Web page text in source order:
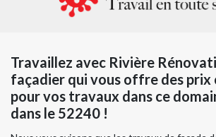
Travaillez avec Rivière
façadier qui vous offre des
pour vos travaux dans ce
dans le 52240 !